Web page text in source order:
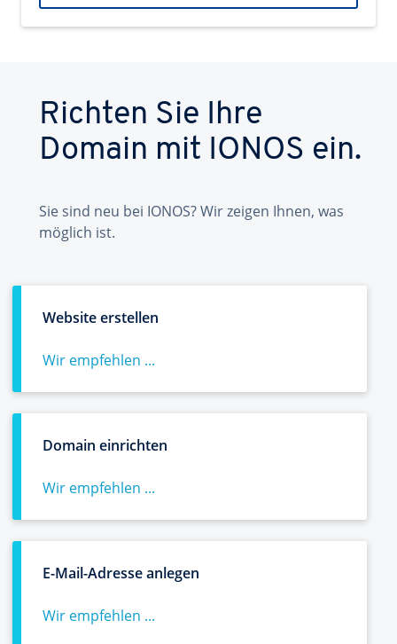
Richten Sie Ihre
Domain mit IONOS ein.
Sie sind neu bei IONOS? Wir zeigen Ihnen, was
möglich ist.
Website erstellen
Wir empfehlen ...
Domain einrichten
Wir empfehlen ...
E-Mail-Adresse anlegen
Wir empfehlen ...